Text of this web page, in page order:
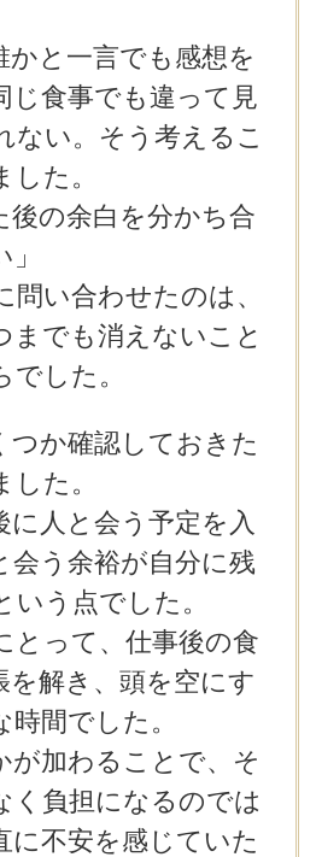
かと一言でも感想を
じ食事でも違って見
ない。そう考えるこ
た。
後の余白を分かち合
い合わせたのは、
までも消えないこと
した。
つか確認しておきた
た。
に人と会う予定を入
会う余裕が自分に残
いう点でした。
とって、仕事後の食
を解き、頭を空にす
間でした。
が加わることで、そ
く負担になるのでは
に不安を感じていた